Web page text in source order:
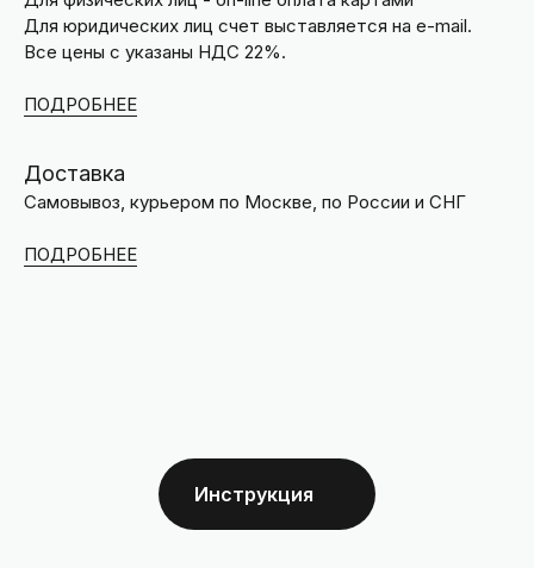
Для юридических лиц счет выставляется на e-mail.
Все цены с указаны НДС 22%.
ПОДРОБНЕЕ
Доставка
Самовывоз, курьером по Москве, по России и СНГ
ПОДРОБНЕЕ
Инструкция